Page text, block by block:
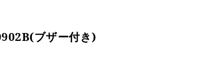
ブザー付き)